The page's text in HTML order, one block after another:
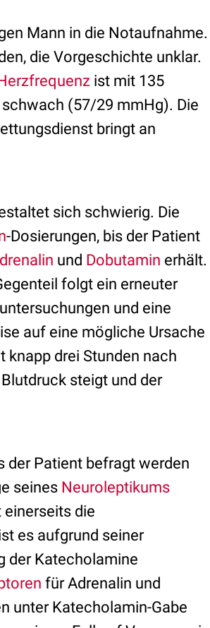
Mann in die Notaufnahme.
die Vorgeschichte unklar.
ist mit 135
schwach (57/29 mmHg). Die
bringt an
sich schwierig. Die
-Dosierungen, bis der Patient
und Dobutamin erhält.
folgt ein erneuter
und eine
auf eine mögliche Ursache
knapp drei Stunden nach
Blutdruck steigt und der
der Patient befragt werden
seines Neuroleptikums
die
es aufgrund seiner
der Katecholamine
für Adrenalin und
unter Katecholamin-Gabe